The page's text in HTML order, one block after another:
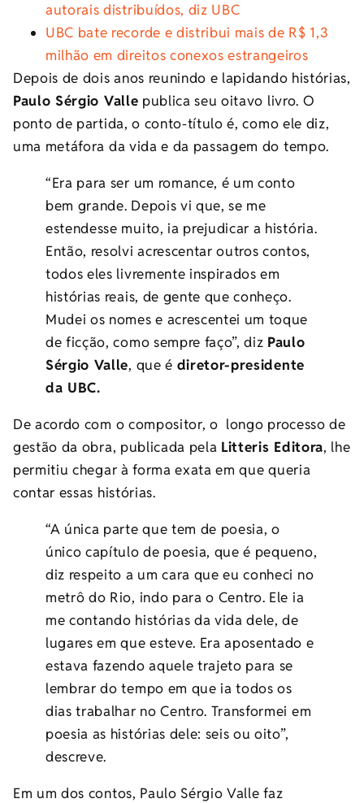
autorais distribuídos, diz UBC
UBC bate recorde e distribui mais de R$ 1,3
milhão em direitos conexos estrangeiros
Depois de dois anos reunindo e lapidando histórias,
Paulo Sérgio Valle publica seu oitavo livro. O
ponto de partida, o conto-título é, como ele diz,
uma metáfora da vida e da passagem do tempo.
“Era para ser um romance, é um conto
bem grande. Depois vi que, se me
estendesse muito, ia prejudicar a história.
Então, resolvi acrescentar outros contos,
todos eles livremente inspirados em
histórias reais, de gente que conheço.
Mudei os nomes e acrescentei um toque
de ficção, como sempre faço”, diz Paulo
Sérgio Valle, que é diretor-presidente
da UBC.
De acordo com o compositor, o longo processo de
gestão da obra, publicada pela Litteris Editora, lhe
permitiu chegar à forma exata em que queria
contar essas histórias.
“A única parte que tem de poesia, o
único capítulo de poesia, que é pequeno,
diz respeito a um cara que eu conheci no
metrô do Rio, indo para o Centro. Ele ia
me contando histórias da vida dele, de
lugares em que esteve. Era aposentado e
estava fazendo aquele trajeto para se
lembrar do tempo em que ia todos os
dias trabalhar no Centro. Transformei em
poesia as histórias dele: seis ou oito”,
descreve.
Em um dos contos, Paulo Sérgio Valle faz